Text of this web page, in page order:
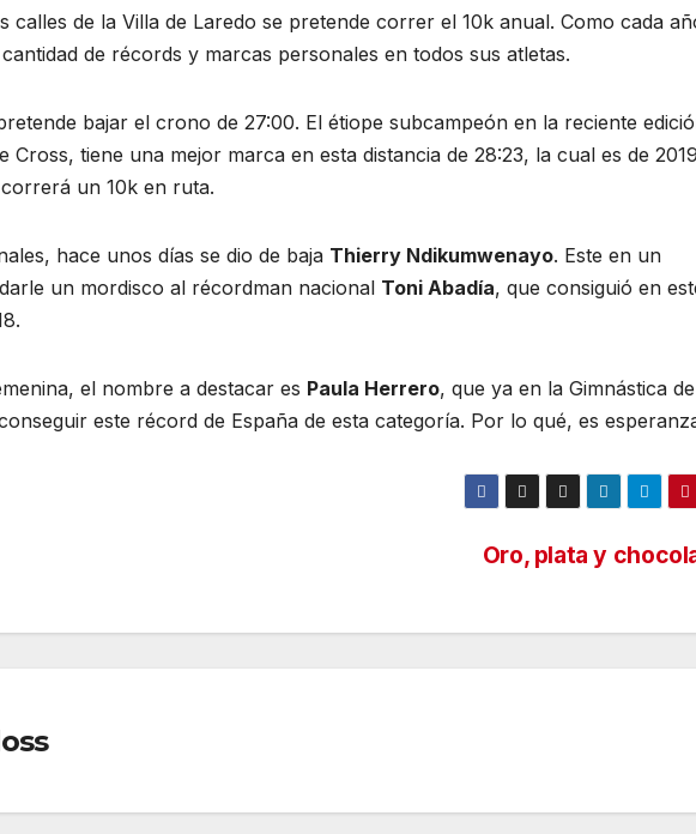
calles de la Villa de Laredo se pretende correr el 10k anual. Como cada
de récords y marcas personales en todos sus atletas.
bajar el crono de 27:00. El étiope subcampeón en la reciente
Cross, tiene una mejor marca en esta distancia de 28:23, la cual es de
un 10k en ruta.
hace unos días se dio de baja Thierry Ndikumwenayo. Este en un
un mordisco al récordman nacional Toni Abadía, que consiguió en
el nombre a destacar es Paula Herrero, que ya en la Gimnástica
este récord de España de esta categoría. Por lo qué, es
Oro, plata y